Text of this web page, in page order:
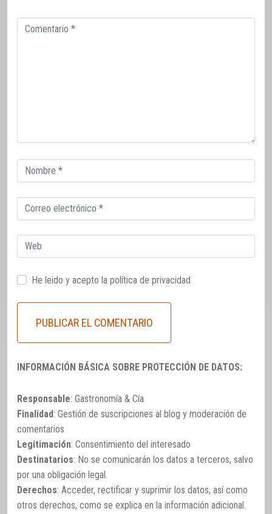
Comentario
Correo
electrónico
Correo
electrónico
Web
He leido y acepto la política de privacidad
INFORMACIÓN BÁSICA SOBRE PROTECCIÓN DE DATOS:
Responsable: Gastronomía & Cía
Finalidad: Gestión de suscripciones al blog y moderación de
comentarios
Legitimación: Consentimiento del interesado
Destinatarios: No se comunicarán los datos a terceros, salvo
por una obligación legal.
Derechos: Acceder, rectificar y suprimir los datos, así como
otros derechos, como se explica en la información adicional.